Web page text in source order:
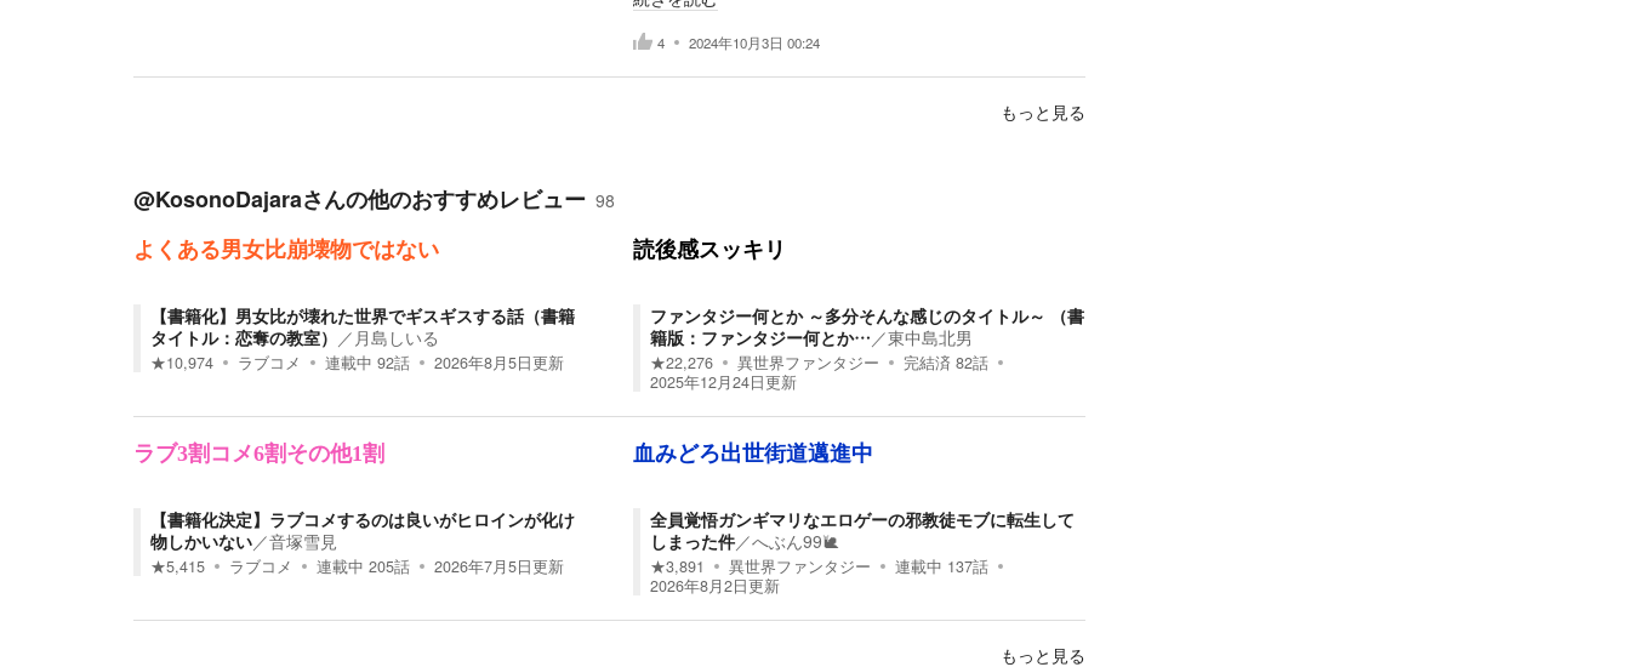
4 2024年10月3日 00:24
もっと見る
@KosonoDajaraさんの他のおすすめレビュー 98
よくある男女比崩壊物ではない
【書籍化】男女比が壊れた世界でギスギスする話（書籍
タイトル：恋奪の教室） ／ 月島しいる
★10,974 ラブコメ 連載中 92話 2026年8月5日更新
読後感スッキリ
ファンタジー何とか ～多分そんな感じのタイトル～ （書
籍版：ファンタジー何とか…／東中島北男
★22,276 異世界ファンタジー 完結済 82話
2025年12月24日更新
ラブ3割コメ6割その他1割
【書籍化決定】ラブコメするのは良いがヒロインが化け
物しかいない／音塚雪見
★5,415 ラブコメ 連載中 205話 2026年7月5日更新
血みどろ出世街道邁進中
全員覚悟ガンギマリなエロゲーの邪教徒モブに転生して
しまった件／へぶん99🐌
★3,891 異世界ファンタジー 連載中 137話
2026年8月2日更新
もっと見る